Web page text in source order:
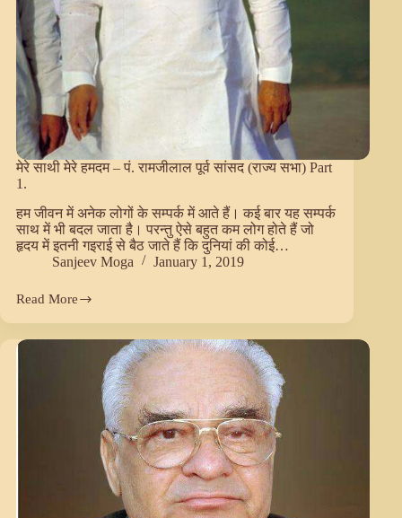
मेरे साथी मेरे हमदम – पं. रामजीलाल पूर्व सांसद (राज्य सभा) Part
1.
हम जीवन में अनेक लोगों के सम्पर्क में आते हैं। कई बार यह सम्पर्क
साथ में भी बदल जाता है। परन्तु ऐसे बहुत कम लोग होते हैं जो
हृदय में इतनी गइराई से बैठ जाते हैं कि दुनियां की कोई…
Sanjeev Moga
January 1, 2019
Read More
मेरे
हमदम